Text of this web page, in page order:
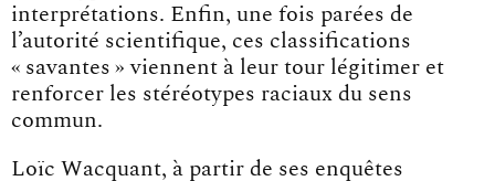
interprétations. Enfin, une fois parées de
l’autorité scientifique, ces classifications
« savantes » viennent à leur tour légitimer et
renforcer les stéréotypes raciaux du sens
commun.
Loïc Wacquant, à partir de ses enquêtes